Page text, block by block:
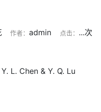
作者：admin 点击： ...次
L. Chen & Y. Q. Lu